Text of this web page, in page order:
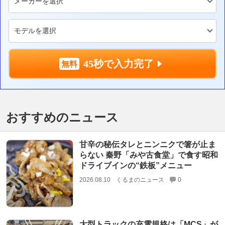
45秒で入力完了
おすすめのニュース
甘辛の秘伝タレとニンニクで箸が止ま
らない 秦野「みや古食堂」で食す昭和
ドライブインの“鉄板”メニュー
2026.08.10 くるまのニュース 0